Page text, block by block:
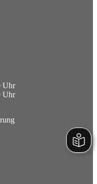
& Konzepte
Uhr
Uhr